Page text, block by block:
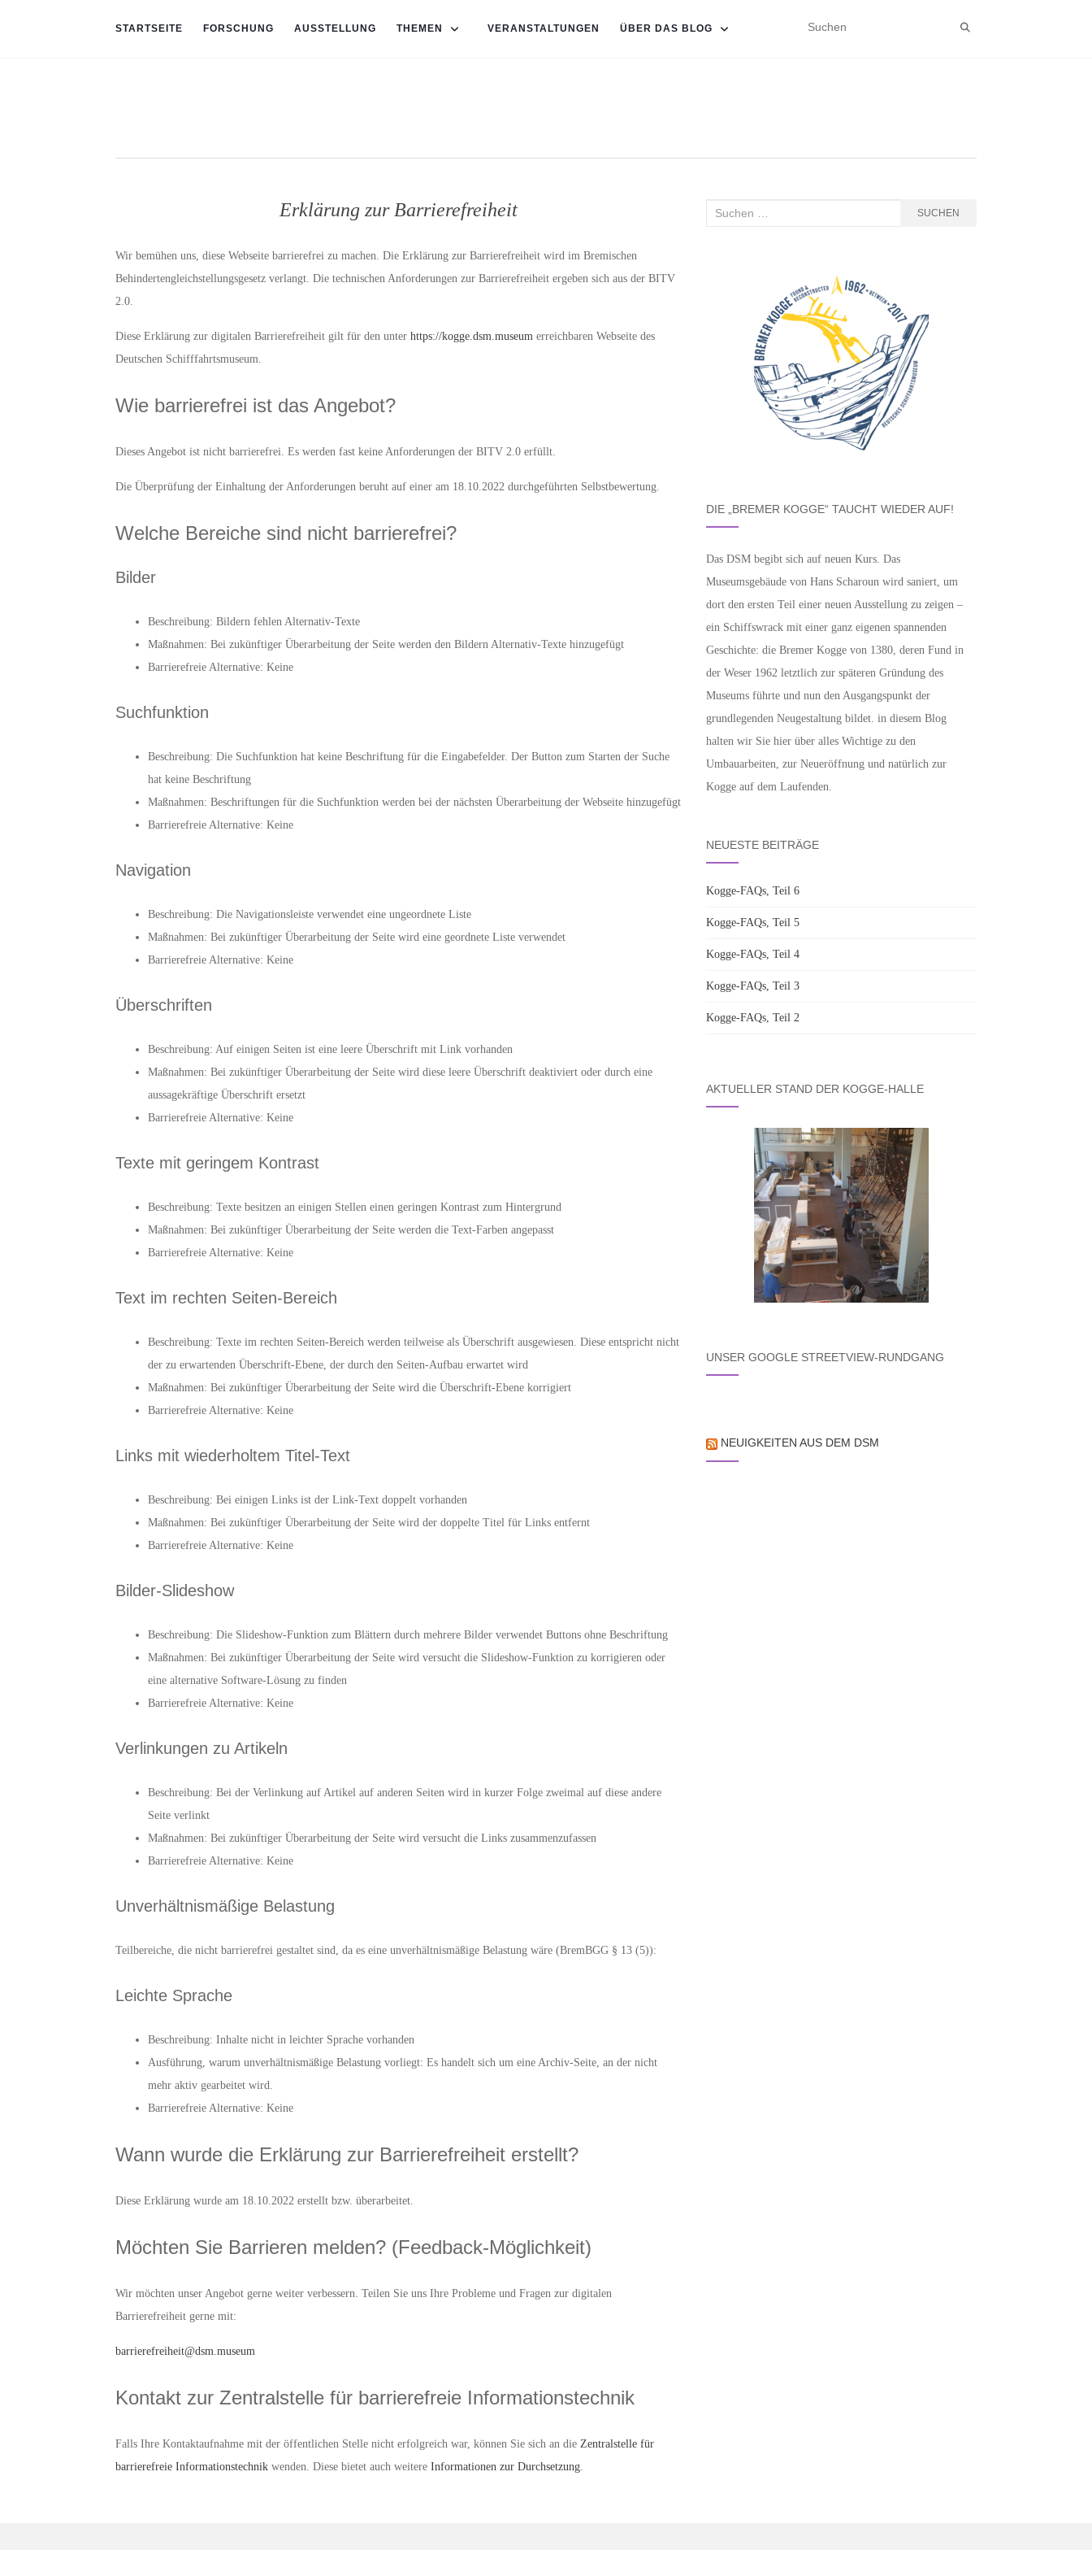
STARTSEITE FORSCHUNG AUSSTELLUNG THEMEN VERANSTALTUNGEN ÜBER DAS BLOG
Erklärung zur Barrierefreiheit
Wir bemühen uns, diese Webseite barrierefrei zu machen. Die Erklärung zur Barrierefreiheit wird im Bremischen
Behindertengleichstellungsgesetz verlangt. Die technischen Anforderungen zur Barrierefreiheit ergeben sich aus der BITV
2.0.
Diese Erklärung zur digitalen Barrierefreiheit gilt für den unter https://kogge.dsm.museum erreichbaren Webseite des
Deutschen Schifffahrtsmuseum.
Wie barrierefrei ist das Angebot?
Dieses Angebot ist nicht barrierefrei. Es werden fast keine Anforderungen der BITV 2.0 erfüllt.
Die Überprüfung der Einhaltung der Anforderungen beruht auf einer am 18.10.2022 durchgeführten Selbstbewertung.
Welche Bereiche sind nicht barrierefrei?
Bilder
Beschreibung: Bildern fehlen Alternativ-Texte
Maßnahmen: Bei zukünftiger Überarbeitung der Seite werden den Bildern Alternativ-Texte hinzugefügt
Barrierefreie Alternative: Keine
Suchfunktion
Beschreibung: Die Suchfunktion hat keine Beschriftung für die Eingabefelder. Der Button zum Starten der Suche
hat keine Beschriftung
Maßnahmen: Beschriftungen für die Suchfunktion werden bei der nächsten Überarbeitung der Webseite hinzugefügt
Barrierefreie Alternative: Keine
Navigation
Beschreibung: Die Navigationsleiste verwendet eine ungeordnete Liste
Maßnahmen: Bei zukünftiger Überarbeitung der Seite wird eine geordnete Liste verwendet
Barrierefreie Alternative: Keine
Überschriften
Beschreibung: Auf einigen Seiten ist eine leere Überschrift mit Link vorhanden
Maßnahmen: Bei zukünftiger Überarbeitung der Seite wird diese leere Überschrift deaktiviert oder durch eine
aussagekräftige Überschrift ersetzt
Barrierefreie Alternative: Keine
Texte mit geringem Kontrast
Beschreibung: Texte besitzen an einigen Stellen einen geringen Kontrast zum Hintergrund
Maßnahmen: Bei zukünftiger Überarbeitung der Seite werden die Text-Farben angepasst
Barrierefreie Alternative: Keine
Text im rechten Seiten-Bereich
Beschreibung: Texte im rechten Seiten-Bereich werden teilweise als Überschrift ausgewiesen. Diese entspricht nicht
der zu erwartenden Überschrift-Ebene, der durch den Seiten-Aufbau erwartet wird
Maßnahmen: Bei zukünftiger Überarbeitung der Seite wird die Überschrift-Ebene korrigiert
Barrierefreie Alternative: Keine
Links mit wiederholtem Titel-Text
Beschreibung: Bei einigen Links ist der Link-Text doppelt vorhanden
Maßnahmen: Bei zukünftiger Überarbeitung der Seite wird der doppelte Titel für Links entfernt
Barrierefreie Alternative: Keine
Bilder-Slideshow
Beschreibung: Die Slideshow-Funktion zum Blättern durch mehrere Bilder verwendet Buttons ohne Beschriftung
Maßnahmen: Bei zukünftiger Überarbeitung der Seite wird versucht die Slideshow-Funktion zu korrigieren oder
eine alternative Software-Lösung zu finden
Barrierefreie Alternative: Keine
Verlinkungen zu Artikeln
Beschreibung: Bei der Verlinkung auf Artikel auf anderen Seiten wird in kurzer Folge zweimal auf diese andere
Seite verlinkt
Maßnahmen: Bei zukünftiger Überarbeitung der Seite wird versucht die Links zusammenzufassen
Barrierefreie Alternative: Keine
Unverhältnismäßige Belastung
Teilbereiche, die nicht barrierefrei gestaltet sind, da es eine unverhältnismäßige Belastung wäre (BremBGG § 13 (5)):
Leichte Sprache
Beschreibung: Inhalte nicht in leichter Sprache vorhanden
Ausführung, warum unverhältnismäßige Belastung vorliegt: Es handelt sich um eine Archiv-Seite, an der nicht
mehr aktiv gearbeitet wird.
Barrierefreie Alternative: Keine
Wann wurde die Erklärung zur Barrierefreiheit erstellt?
Diese Erklärung wurde am 18.10.2022 erstellt bzw. überarbeitet.
Möchten Sie Barrieren melden? (Feedback-Möglichkeit)
Wir möchten unser Angebot gerne weiter verbessern. Teilen Sie uns Ihre Probleme und Fragen zur digitalen
Barrierefreiheit gerne mit:
barrierefreiheit@dsm.museum
Kontakt zur Zentralstelle für barrierefreie Informationstechnik
Falls Ihre Kontaktaufnahme mit der öffentlichen Stelle nicht erfolgreich war, können Sie sich an die Zentralstelle für
barrierefreie Informationstechnik wenden. Diese bietet auch weitere Informationen zur Durchsetzung.
Suchen
SUCHEN
DIE „BREMER KOGGE“ TAUCHT WIEDER AUF!
Das DSM begibt sich auf neuen Kurs. Das
Museumsgebäude von Hans Scharoun wird saniert, um
dort den ersten Teil einer neuen Ausstellung zu zeigen –
ein Schiffswrack mit einer ganz eigenen spannenden
Geschichte: die Bremer Kogge von 1380, deren Fund in
der Weser 1962 letztlich zur späteren Gründung des
Museums führte und nun den Ausgangspunkt der
grundlegenden Neugestaltung bildet. in diesem Blog
halten wir Sie hier über alles Wichtige zu den
Umbauarbeiten, zur Neueröffnung und natürlich zur
Kogge auf dem Laufenden.
NEUESTE BEITRÄGE
Kogge-FAQs, Teil 6
Kogge-FAQs, Teil 5
Kogge-FAQs, Teil 4
Kogge-FAQs, Teil 3
Kogge-FAQs, Teil 2
AKTUELLER STAND DER KOGGE-HALLE
UNSER GOOGLE STREETVIEW-RUNDGANG
NEUIGKEITEN AUS DEM DSM